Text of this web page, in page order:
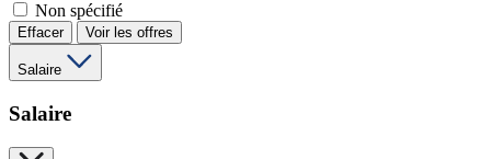
Non spécifié
Effacer Voir les offres
Salaire
Salaire